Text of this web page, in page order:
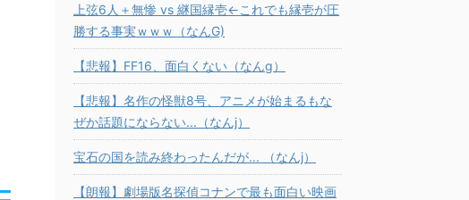
上弦6人＋無惨 vs 継国縁壱←これでも縁壱が圧
勝する事実ｗｗｗ（なんG)
【悲報】FF16、面白くない（なんg）
【悲報】名作の怪獣8号、アニメが始まるもな
ぜか話題にならない...（なんj）
宝石の国を読み終わったんだが... （なんj）
【朗報】劇場版名探偵コナンで最も面白い映画